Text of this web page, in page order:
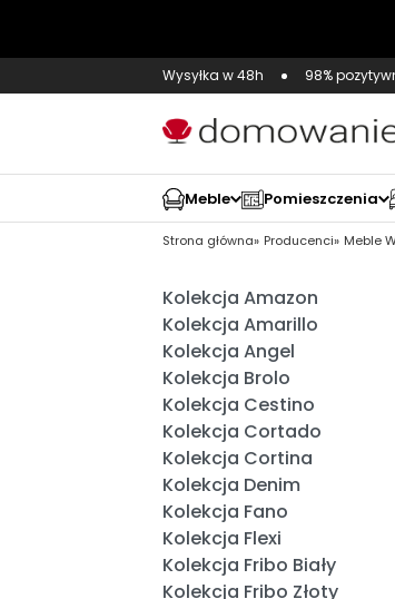
Wysyłka w 48h 98%
Meble Pomieszczenia
Strona główna Producenci Meble
Kolekcja Amazon
Kolekcja Amarillo
Kolekcja Angel
Kolekcja Brolo
Kolekcja Cestino
Kolekcja Cortado
Kolekcja Cortina
Kolekcja Denim
Kolekcja Fano
Kolekcja Flexi
Kolekcja Fribo Biały
Kolekcja Fribo Złoty